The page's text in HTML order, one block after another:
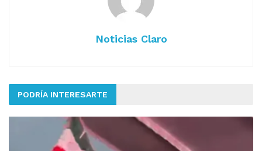
Noticias Claro
PODRÍA INTERESARTE